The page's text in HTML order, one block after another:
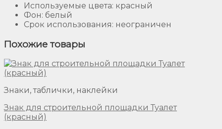
Используемые цвета: красный
Фон: белый
Срок использования: неограничен
Похожие товары
Знаки, таблички, наклейки
Знак для строительной площадки Туалет
(красный)